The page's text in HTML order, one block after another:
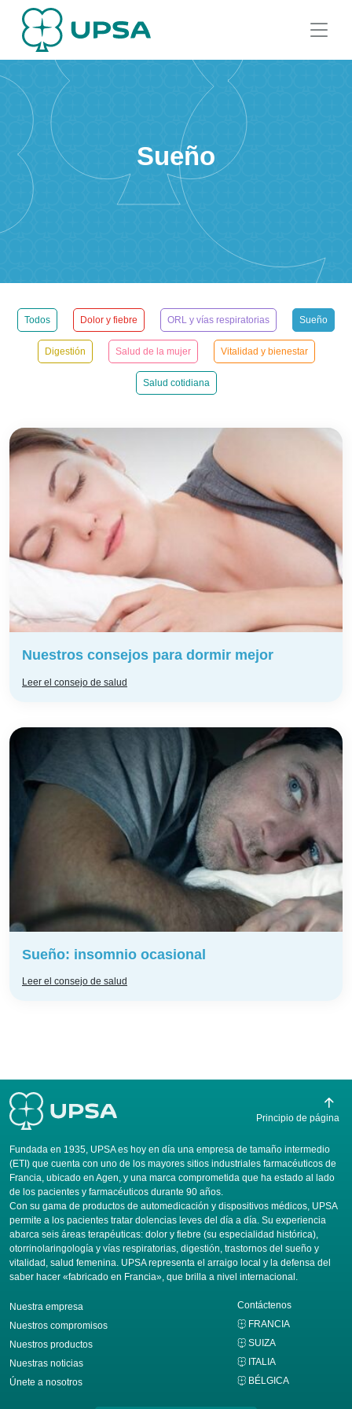
Sueño
Todos Dolor y fiebre ORL y vías respiratorias Sueño
Digestión Salud de la mujer Vitalidad y bienestar
Salud cotidiana
Nuestros consejos para dormir mejor
Leer el consejo de salud
Sueño: insomnio ocasional
Leer el consejo de salud
Fundada en 1935, UPSA es hoy en día una empresa de tamaño intermedio
(ETI) que cuenta con uno de los mayores sitios industriales farmacéuticos de
Francia, ubicado en Agen, y una marca comprometida que ha estado al lado
de los pacientes y farmacéuticos durante 90 años.
Con su gama de productos de automedicación y dispositivos médicos, UPSA
permite a los pacientes tratar dolencias leves del día a día. Su experiencia
abarca seis áreas terapéuticas: dolor y fiebre (su especialidad histórica),
otorrinolaringología y vías respiratorias, digestión, trastornos del sueño y
vitalidad, salud femenina. UPSA representa el arraigo local y la defensa del
saber hacer «fabricado en Francia», que brilla a nivel internacional.
Nuestra empresa
Nuestros compromisos
Nuestros productos
Nuestras noticias
Únete a nosotros
Contáctenos
FRANCIA
SUIZA
ITALIA
BÉLGICA
Principio de página